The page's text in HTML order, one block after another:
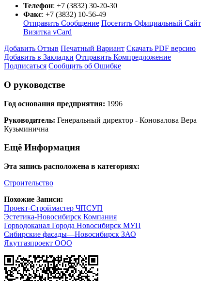
Телефон: +7 (3832) 30-20-30
Факс: +7 (3832) 10-56-49
Отправить Сообщение Посетить Официальный Сайт
Визитка vCard
Добавить Отзыв Печатный Вариант Скачать PDF версию
Добавить в Закладки Отправить Компредложение
Подписаться Сообщить об Ошибке
О руководстве
Год основания предприятия: 1996
Руководитель: Генеральный директор - Коновалова Вера
Кузьминична
Ещё Информация
Эта запись расположена в категориях:
Строительство
Похожие Записи:
Проект-Строймастер ЧПСУП
Эстетика-Новосибирск Компания
Горводоканал Города Новосибирск МУП
Сибирские фасады—Новосибирск ЗАО
Якутгазпроект ООО